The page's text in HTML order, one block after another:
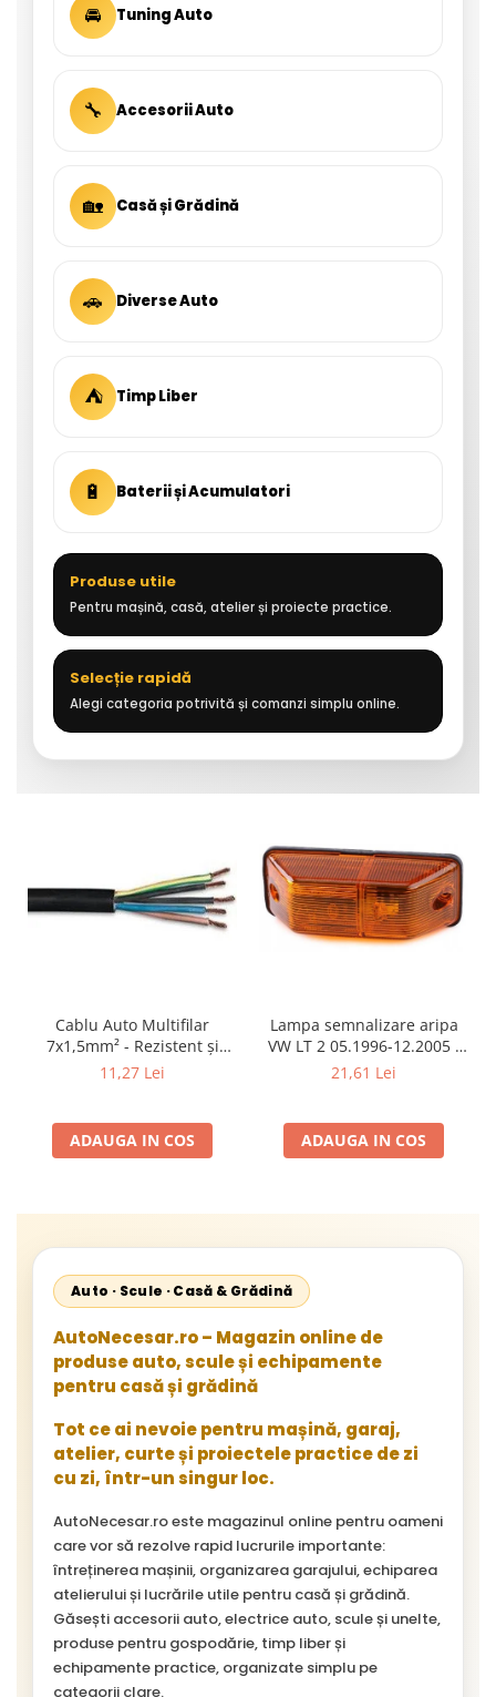
🚘 Tuning Auto
🔧 Accesorii Auto
🏡 Casă și Grădină
🚗 Diverse Auto
⛺ Timp Liber
🔋 Baterii și Acumulatori
Produse utile
Pentru mașină, casă, atelier și proiecte practice.
Selecție rapidă
Alegi categoria potrivită și comanzi simplu online.
Cablu Auto Multifilar
7x1,5mm² - Rezistent și
Flexibil pentru Remorci 12V-
11,27 Lei
ADAUGA IN COS
Lampa semnalizare aripa
VW LT 2 05.1996-12.2005 ;
Mercedes Sprinter 1995-
Neoplan Euroliner,
Starliner,Centroliner,
21,61 Lei
ADAUGA IN COS
Auto · Scule · Casă & Grădină
AutoNecesar.ro – Magazin online de
produse auto, scule și echipamente
pentru casă și grădină
Tot ce ai nevoie pentru mașină, garaj,
atelier, curte și proiectele practice de zi
cu zi, într-un singur loc.
AutoNecesar.ro este magazinul online pentru oameni
care vor să rezolve rapid lucrurile importante:
întreținerea mașinii, organizarea garajului, echiparea
atelierului și lucrările utile pentru casă și grădină.
Găsești accesorii auto, electrice auto, scule și unelte,
produse pentru gospodărie, timp liber și
echipamente practice, organizate simplu pe
categorii clare.